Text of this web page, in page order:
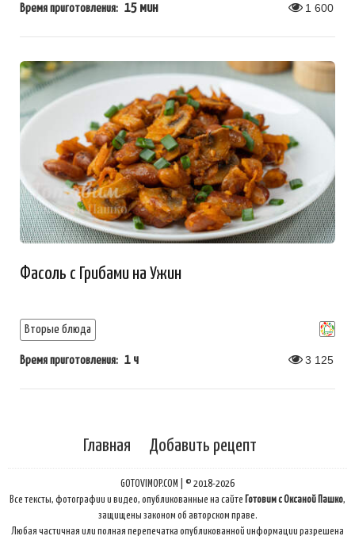
Время приготовления: 15 мин 1 600
Фасоль с Грибами на Ужин
Вторые блюда
Время приготовления: 1 ч 3 125
Главная Добавить рецепт
GOTOVIMOP.COM | © 2018-2026
Все тексты, фотографии и видео, опубликованные на сайте Готовим с Оксаной Пашко,
защищены законом об авторском праве.
Любая частичная или полная перепечатка опубликованной информации разрешена